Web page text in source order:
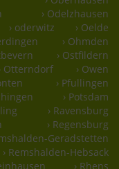
› Odelzhausen
› oderwitz
› Oelde
› Ohmden
› Ostfildern
Otterndorf
› Owen
› Pfullingen
› Potsdam
› Ravensburg
› Regensburg
Geradstetten
› Remshalden-Hebsack
› Rhens